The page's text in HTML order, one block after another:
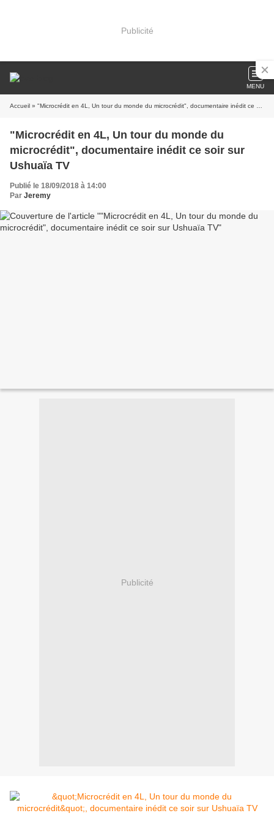
Publicité
MENU
Accueil » "Microcrédit en 4L, Un tour du monde du microcrédit", documentaire inédit ce soir sur Ushuaïa TV
"Microcrédit en 4L, Un tour du monde du
microcrédit", documentaire inédit ce soir sur
Ushuaïa TV
Publié le 18/09/2018 à 14:00
Par Jeremy
Publicité